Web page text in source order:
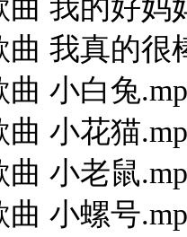
我的好妈
我真的很
小白兔
小花猫
小老鼠
小螺号